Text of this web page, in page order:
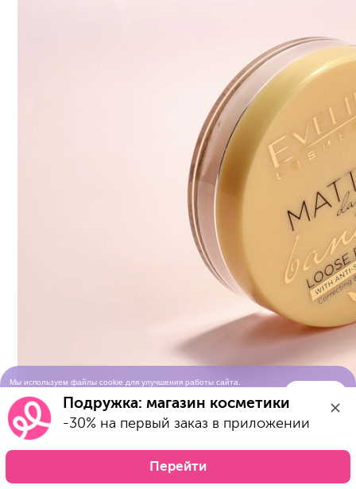
Мы используем файлы cookie для улучшения работы сайта.
использования cookie-файловПодружка: магазин косметики
-30% на первый заказ в приложении
Перейти